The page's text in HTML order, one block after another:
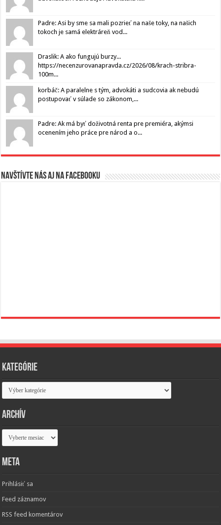
Padre: Asi by sme sa mali pozrieť na naše toky, na našich
tokoch je samá elektráreň vod...
Draslik: A ako fungujú burzy...
https://necenzurovanapravda.cz/2026/08/krach-stribra-
100m...
korbáč: A paralelne s tým, advokáti a sudcovia ak nebudú
postupovať v súlade so zákonom,...
Padre: Ak má byť doživotná renta pre premiéra, akýmsi
ocenením jeho práce pre národ a o...
Navštívte nás aj na Facebooku
Kategórie
Kategórie
Archív
Archív
Meta
Prihlásiť sa
Feed záznamov
RSS feed komentárov